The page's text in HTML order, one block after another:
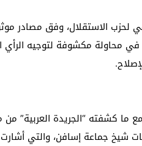
لحزب الاستقلال، وفق مصادر
في محاولة مكشوفة لتوجيه
ما كشفته “الجريدة العربية”
شيخ جماعة إسافن، والتي